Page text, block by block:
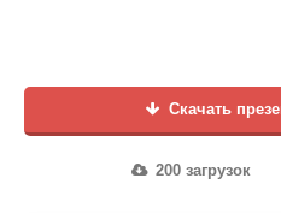
Скачать
200 загрузок